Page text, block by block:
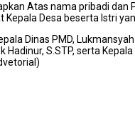
Atas nama pribadi dan
Desa beserta Istri
Dinas PMD,
Hadinur, S.STP, serta